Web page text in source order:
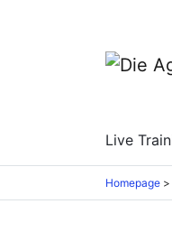
Live
Homepage